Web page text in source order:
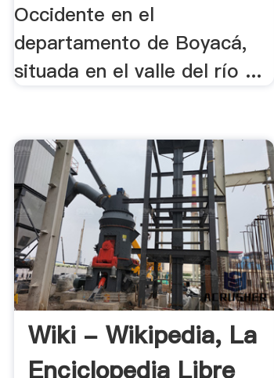
Occidente en el
departamento de Boyacá,
situada en el valle del río ...
Wiki - Wikipedia, La
Enciclopedia Libre